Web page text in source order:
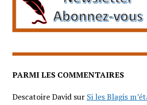
PARMI LES COMMENTAIRES
Descatoire Davidsur Si les Blagis